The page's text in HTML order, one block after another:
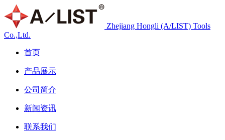
Zhejiang Hongli (A/LIST) Tools
Co.,Ltd.
首页
产品展示
公司简介
新闻资讯
联系我们